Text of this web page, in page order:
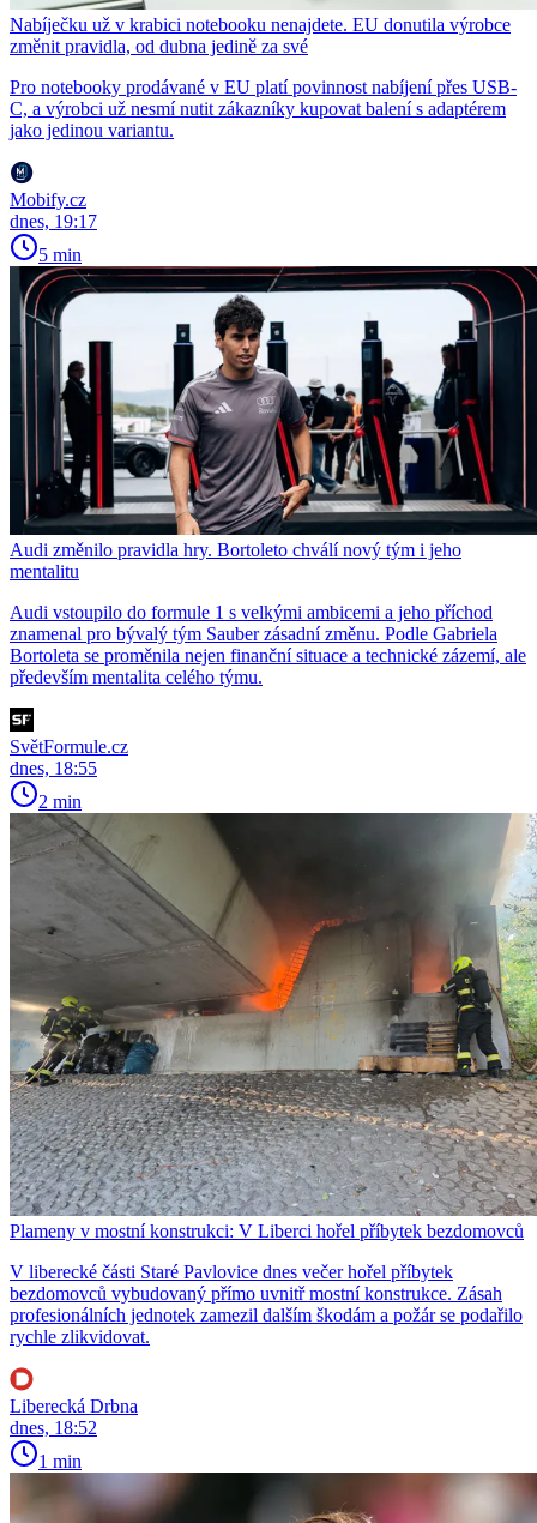
Nabíječku už v krabici notebooku nenajdete. EU donutila výrobce
změnit pravidla, od dubna jedině za své
Pro notebooky prodávané v EU platí povinnost nabíjení přes USB-
C, a výrobci už nesmí nutit zákazníky kupovat balení s adaptérem
jako jedinou variantu.
Mobify.cz
dnes, 19:17
5 min
Audi změnilo pravidla hry. Bortoleto chválí nový tým i jeho
mentalitu
Audi vstoupilo do formule 1 s velkými ambicemi a jeho příchod
znamenal pro bývalý tým Sauber zásadní změnu. Podle Gabriela
Bortoleta se proměnila nejen finanční situace a technické zázemí, ale
především mentalita celého týmu.
SvětFormule.cz
dnes, 18:55
2 min
Plameny v mostní konstrukci: V Liberci hořel příbytek bezdomovců
V liberecké části Staré Pavlovice dnes večer hořel příbytek
bezdomovců vybudovaný přímo uvnitř mostní konstrukce. Zásah
profesionálních jednotek zamezil dalším škodám a požár se podařilo
rychle zlikvidovat.
Liberecká Drbna
dnes, 18:52
1 min